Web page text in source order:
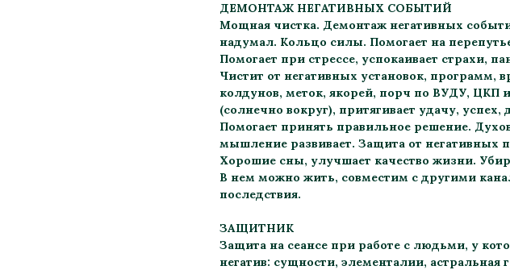
ДЕМОНТАЖ НЕГАТИВНЫХ СОБЫТИЙ
Мощная чистка. Демонтаж негативных
надумал. Кольцо силы. Помогает на
Помогает при стрессе, успокаивает страхи,
Чистит от негативных установок, программ,
колдунов, меток, якорей, порч по ВУДУ, ЦКП
(солнечно вокруг), притягивает удачу,
Помогает принять правильное решение.
мышление развивает. Защита от
Хорошие сны, улучшает качество жизни.
В нем можно жить, совместим с другими
последствия.
ЗАЩИТНИК
Защита на сеансе при работе с людьми, у
негатив: сущности, элементалии, астральная